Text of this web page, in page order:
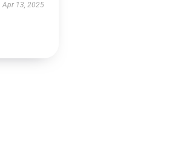
Apr 13, 2025